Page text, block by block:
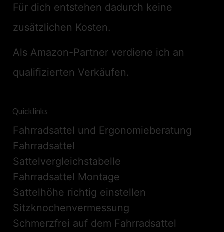
Für dich entstehen dadurch keine
zusätzlichen Kosten.
Als Amazon-Partner verdiene ich an
qualifizierten Verkäufen.
Quicklinks
Fahrradsattel und Ergonomieberatung
Fahrradsattel
Sattelvergleichstabelle
Fahrradsattel Montage
Sattelhöhe richtig einstellen
Sitzknochenvermessung
Schmerzfrei auf dem Fahrradsattel